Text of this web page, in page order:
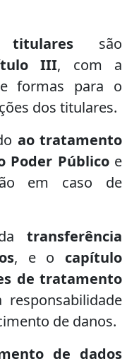
são
III, com a
formas para o
dos titulares.
ao tratamento
Poder Públicoe
em caso de
transferência
, e o capítulo
de tratamento
responsabilidade
de danos.
de dados